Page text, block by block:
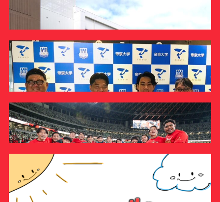
サポート情報
お問い合わせ
プライバシーポリシー
帝京大学スポーツ憲章
Tags
#クラブレポート
#イベントレポート
駅伝競走部
駅伝競走部の卒業生でYouTuberのたむじょーさんとトー
クショー企画を実施しました